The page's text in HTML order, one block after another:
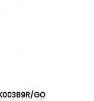
GO